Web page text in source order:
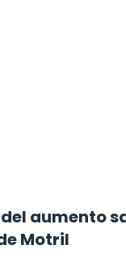
aumento
Motril